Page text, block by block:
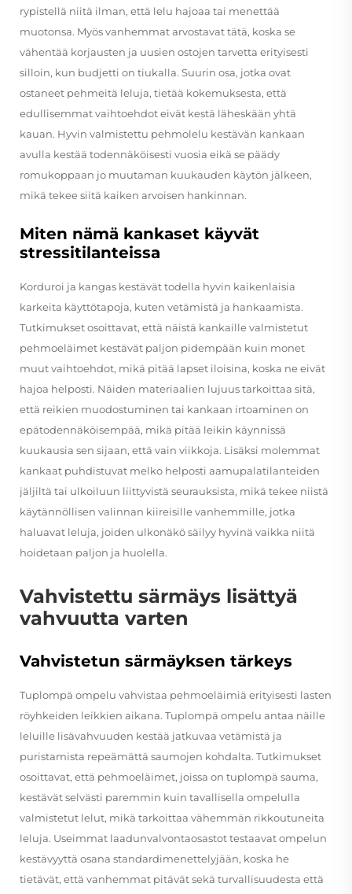
rypistellä niitä ilman, että lelu hajoaa tai menettää
muotonsa. Myös vanhemmat arvostavat tätä, koska se
vähentää korjausten ja uusien ostojen tarvetta erityisesti
silloin, kun budjetti on tiukalla. Suurin osa, jotka ovat
ostaneet pehmeitä leluja, tietää kokemuksesta, että
edullisemmat vaihtoehdot eivät kestä läheskään yhtä
kauan. Hyvin valmistettu pehmolelu kestävän kankaan
avulla kestää todennäköisesti vuosia eikä se päädy
romukoppaan jo muutaman kuukauden käytön jälkeen,
mikä tekee siitä kaiken arvoisen hankinnan.
Miten nämä kankaset käyvät
stressitilanteissa
Korduroi ja kangas kestävät todella hyvin kaikenlaisia
karkeita käyttötapoja, kuten vetämistä ja hankaamista.
Tutkimukset osoittavat, että näistä kankaille valmistetut
pehmoeläimet kestävät paljon pidempään kuin monet
muut vaihtoehdot, mikä pitää lapset iloisina, koska ne eivät
hajoa helposti. Näiden materiaalien lujuus tarkoittaa sitä,
että reikien muodostuminen tai kankaan irtoaminen on
epätodennäköisempää, mikä pitää leikin käynnissä
kuukausia sen sijaan, että vain viikkoja. Lisäksi molemmat
kankaat puhdistuvat melko helposti aamupalatilanteiden
jäljiltä tai ulkoiluun liittyvistä seurauksista, mikä tekee niistä
käytännöllisen valinnan kiireisille vanhemmille, jotka
haluavat leluja, joiden ulkonäkö säilyy hyvinä vaikka niitä
hoidetaan paljon ja huolella.
Vahvistettu särmäys lisättyä
vahvuutta varten
Vahvistetun särmäyksen tärkeys
Tuplompä ompelu vahvistaa pehmoeläimiä erityisesti lasten
röyhkeiden leikkien aikana. Tuplompä ompelu antaa näille
leluille lisävahvuuden kestää jatkuvaa vetämistä ja
puristamista repeämättä saumojen kohdalta. Tutkimukset
osoittavat, että pehmoeläimet, joissa on tuplompä sauma,
kestävät selvästi paremmin kuin tavallisella ompelulla
valmistetut lelut, mikä tarkoittaa vähemmän rikkoutuneita
leluja. Useimmat laadunvalvontaosastot testaavat ompelun
kestävyyttä osana standardimenettelyjään, koska he
tietävät, että vanhemmat pitävät sekä turvallisuudesta että